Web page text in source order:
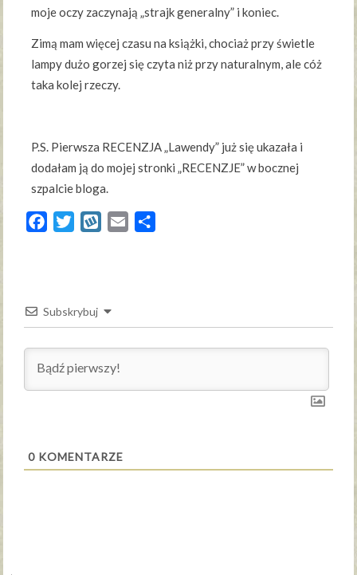
moje oczy zaczynają „strajk generalny” i koniec.
Zimą mam więcej czasu na książki, chociaż przy świetle
lampy dużo gorzej się czyta niż przy naturalnym, ale cóż
taka kolej rzeczy.
P.S. Pierwsza RECENZJA „Lawendy” już się ukazała i
dodałam ją do mojej stronki „RECENZJE” w bocznej
szpalcie bloga.
FacebookTwitterWykopEmail
Subskrybuj
0 KOMENTARZE